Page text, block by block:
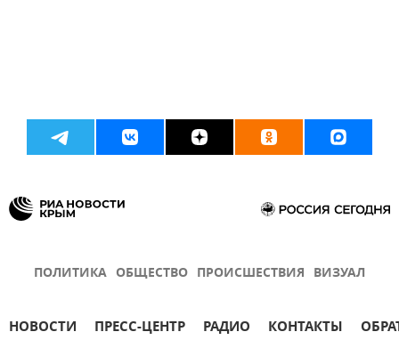
ПОЛИТИКА ОБЩЕСТВО ПРОИСШЕСТВИЯ ВИЗУАЛ
НОВОСТИ ПРЕСС-ЦЕНТР РАДИО КОНТАКТЫ